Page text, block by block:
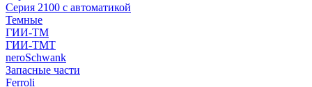
Серия 2100 с автоматикой
Темные
ГИИ-ТМ
ГИИ-ТМТ
neroSchwank
Запасные части
Ferroli